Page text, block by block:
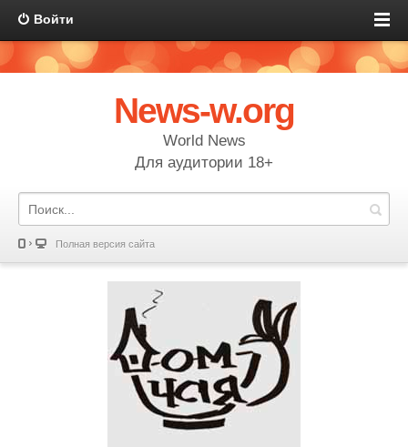
Войти
News-w.org
World News
Для аудитории 18+
Полная версия сайта